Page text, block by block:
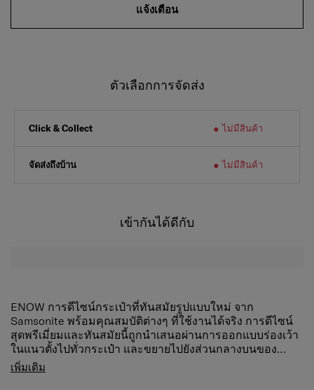
แจ้งเตือน
ตัวเลือกการจัดส่ง
Click & Collect ไม่มีสินค้า
จัดส่งถึงบ้าน ไม่มีสินค้า
เข้ากันได้ดีกับ
ENOW การดีไซน์กระเป๋าที่ทันสมัยรูปแบบใหม่ จาก
Samsonite พร้อมคุณสมบัติต่างๆ ที่ใช้งานได้จริง การดีไซน์
สุดพรีเมี่ยมและทันสมัยนี้ถูกนำเสนอผ่านการออกแบบร่องเว้า
ในแนวตั้งไปทั่วกระเป๋า และขยายไปยังส่วนกลางบนของ
กระเป๋า, โลโก้, คันชักกระเป๋าและรายละเอียดล้อต่างๆ เหมาะ
สำหรับขาช้อป ด้วยลุคที่มีความมินิมอล แต่ให้คุณสมบัติการ
คุณสมบัติ:
Aero-Trac™ ระบบกันสะเทือนล้อที่ออกแบบมาเพื่อดูด
เพิ่มเติม